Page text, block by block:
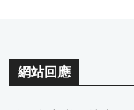
網站回應